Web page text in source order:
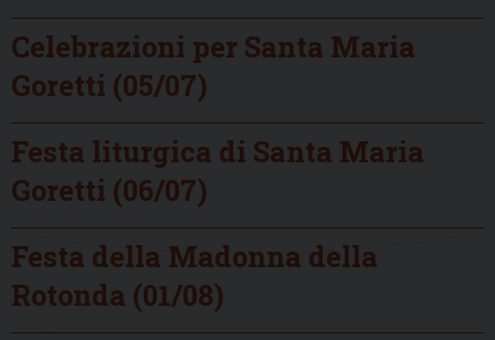
Celebrazioni per Santa Maria
Goretti (05/07)
Festa liturgica di Santa Maria
Goretti (06/07)
Festa della Madonna della
Rotonda (01/08)